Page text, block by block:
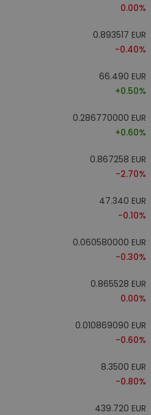
0.00%
0.893517 EUR
-0.40%
66.490 EUR
+0.50%
0.286770000 EUR
+0.60%
0.867258 EUR
-2.70%
47.340 EUR
-0.10%
0.060580000 EUR
-0.30%
0.865528 EUR
0.00%
0.010869090 EUR
-0.60%
8.3500 EUR
-0.80%
439.720 EUR